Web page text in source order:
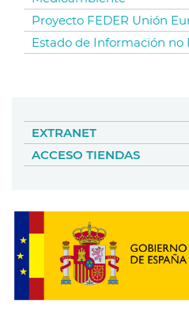
Proyecto FEDER Unión
Estado de Información no
EXTRANET
ACCESO TIENDAS